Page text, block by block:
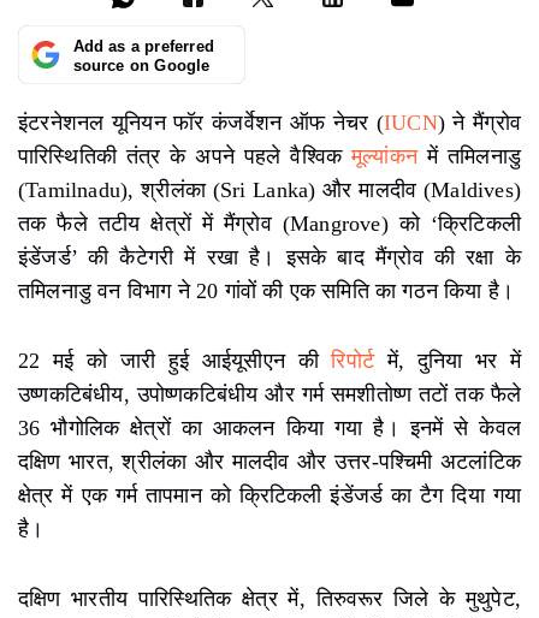
Add as a preferred
source on Google
इंटरनेशनल यूनियन फॉर कंजर्वेशन ऑफ नेचर (IUCN) ने मैंग्रोव
पारिस्थितिकी तंत्र के अपने पहले वैश्विकमूल्यांकनमें तमिलनाडु
(Tamilnadu), श्रीलंका (Sri Lanka) और मालदीव (Maldives)
तक फैले तटीय क्षेत्रों में मैंग्रोव (Mangrove) को ‘क्रिटिकली
इंडेंजर्ड’ की कैटेगरी में रखा है। इसके बाद मैंग्रोव की रक्षा के
तमिलनाडु वन विभाग ने 20 गांवों की एक समिति का गठन किया है।
22 मई को जारी हुई आईयूसीएन कीरिपोर्टमें, दुनिया भर में
उष्णकटिबंधीय, उपोष्णकटिबंधीय और गर्म समशीतोष्ण तटों तक फैले
36 भौगोलिक क्षेत्रों का आकलन किया गया है। इनमें से केवल
दक्षिण भारत, श्रीलंका और मालदीव और उत्तर-पश्चिमी अटलांटिक
क्षेत्र में एक गर्म तापमान को क्रिटिकली इंडेंजर्ड का टैग दिया गया
है।
दक्षिण भारतीय पारिस्थितिक क्षेत्र में, तिरुवरूर जिले के मुथुपेट,